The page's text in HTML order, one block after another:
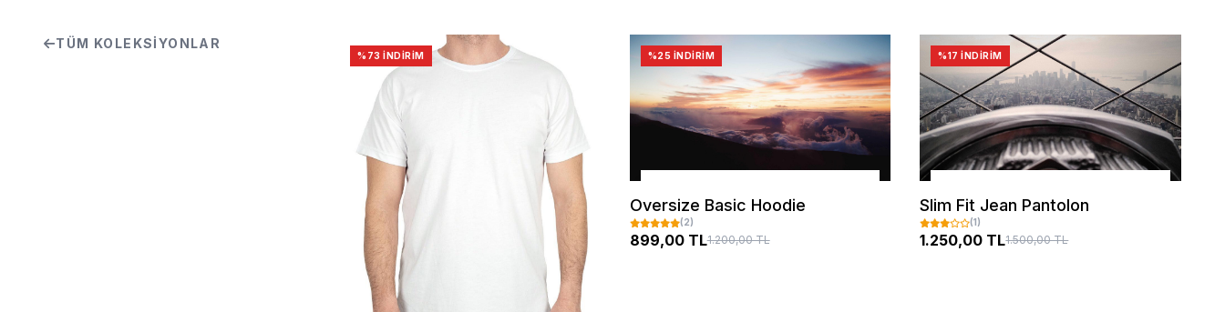
TÜM KOLEKSIYONLAR
%73 İNDIRIM %25 İNDIRIM
Oversize Basic Hoodie
(2)
899,00 TL1.200,00 TL
%17 İNDIRIM
Slim Fit Jean Pantolon
(1)
1.250,00 TL1.500,00 TL